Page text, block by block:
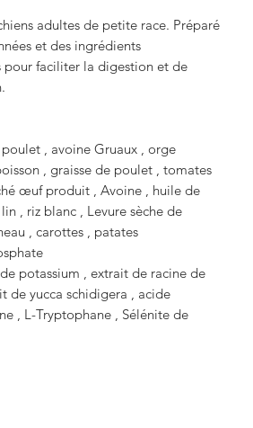
adultes de petite race. Préparé
et des ingrédients
pour faciliter la digestion et de
, avoine Gruaux , orge
, graisse de poulet , tomates
œuf produit , Avoine , huile de
, riz blanc , Levure sèche de
, carottes , patates
potassium , extrait de racine de
de yucca schidigera , acide
, L-Tryptophane , Sélénite de